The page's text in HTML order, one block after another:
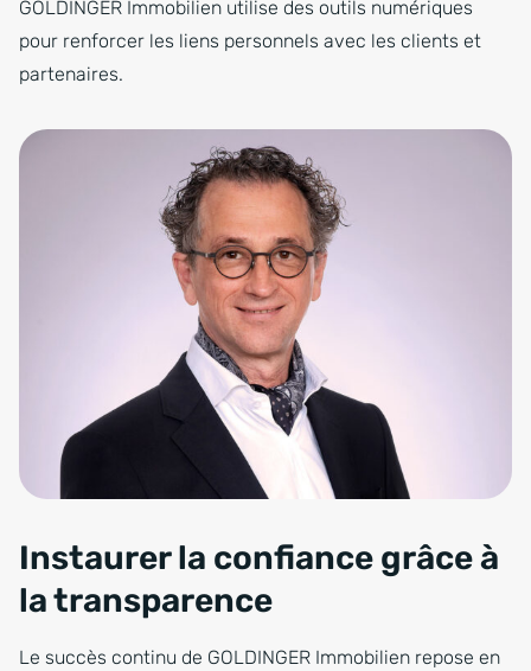
GOLDINGER Immobilien utilise des outils numériques
pour renforcer les liens personnels avec les clients et
partenaires.
Instaurer la confiance grâce à
la transparence
Le succès continu de GOLDINGER Immobilien repose en